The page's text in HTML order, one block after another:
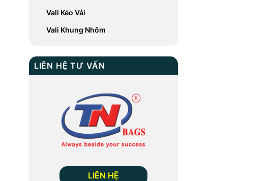
Vali Kéo Vải
Vali Khung Nhôm
LIÊN HỆ TƯ VẤN
LIÊN HỆ